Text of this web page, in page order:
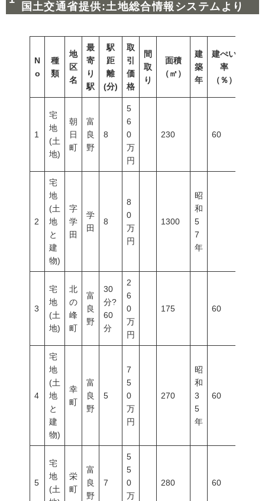
国土交通省提供:土地総合情報システムより
N
o
種
類
地
区
名
最
寄
り
駅
駅
距
離
(分)
取
引
価
格
間
取
り
面積
（㎡）
建
築
年
建ぺい
率
（％）
1
宅
地
(土
地)
朝
日
町
富
良
野
8
5
6
0
万
円
230 60
2
宅
地
(土
地
と
建
物)
字
学
田
学
田
8
8
0
万
円
1300
昭
和
5
7
年
3
宅
地
(土
地)
北
の
峰
町
富
良
野
30
分?
60
分
2
6
0
万
円
175 60
4
宅
地
(土
地
と
建
物)
幸
町
富
良
野
5
7
5
0
万
円
270
昭
和
3
5
年
60
5
宅
地
(土
栄
町
富
良
野
7
5
5
0
万
280 60